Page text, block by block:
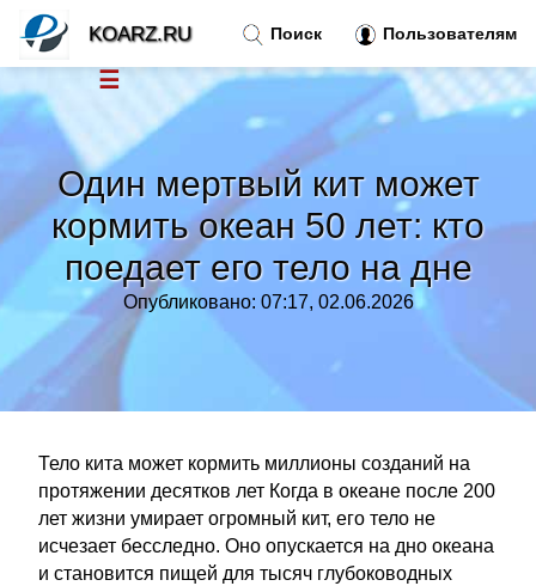
Один мертвый кит может
кормить океан 50 лет: кто
поедает его тело на дне
Опубликовано: 07:17, 02.06.2026
Тело кита может кормить миллионы созданий на
протяжении десятков лет Когда в океане после 200
лет жизни умирает огромный кит, его тело не
исчезает бесследно. Оно опускается на дно океана
и становится пищей для тысяч глубоководных
Поиск Пользователям
KOARZ.RU
☰
Новости
Тренды новостей»
Рубрики»
Правила »
Контакт»